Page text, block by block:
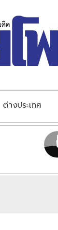
ต่างประเทศ